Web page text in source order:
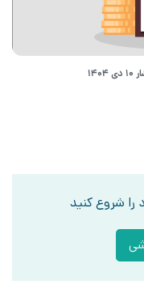
شروع کنید